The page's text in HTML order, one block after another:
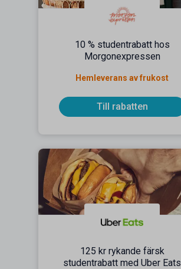
10 % studentrabatt hos
Morgonexpressen
Hemleverans av frukost
Till rabatten
125 kr rykande färsk
studentrabatt med Uber Eats